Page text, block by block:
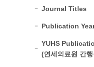
Journal Titles
Publication
YUHS
(연세의료원 간